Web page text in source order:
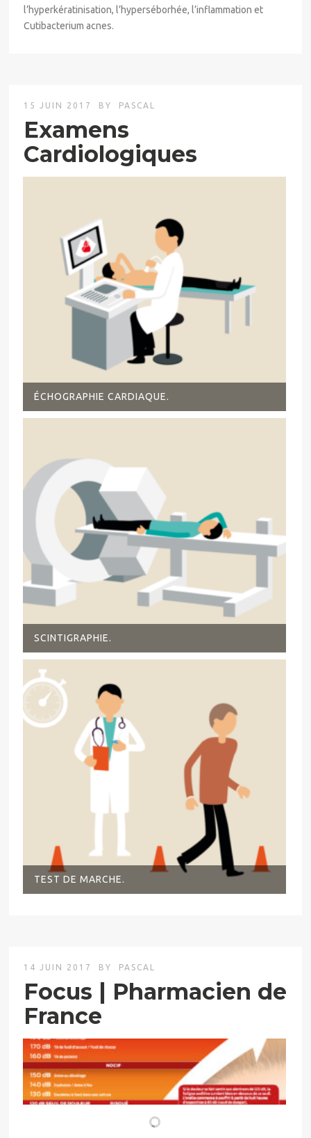
l’hyperkératinisation, l’hyperséborhée, l’inflammation et
Cutibacterium acnes.
15 JUIN 2017 BY PASCAL
Examens
Cardiologiques
ÉCHOGRAPHIE CARDIAQUE.
SCINTIGRAPHIE.
TEST DE MARCHE.
14 JUIN 2017 BY PASCAL
Focus | Pharmacien de
France